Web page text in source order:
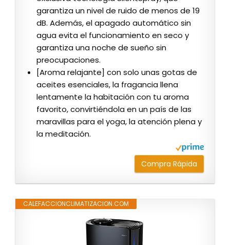
garantiza un nivel de ruido de menos de 19
dB. Además, el apagado automático sin
agua evita el funcionamiento en seco y
garantiza una noche de sueño sin
preocupaciones.
[Aroma relajante] con solo unas gotas de
aceites esenciales, la fragancia llena
lentamente la habitación con tu aroma
favorito, convirtiéndola en un país de las
maravillas para el yoga, la atención plena y
la meditación.
Compra Rápida
CALEFACCIONCLIMATIZACION.COM